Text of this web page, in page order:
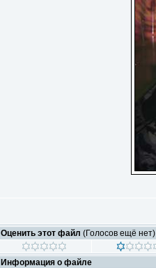
Оценить этот файл (Голосов ещё нет)
Информация о файле